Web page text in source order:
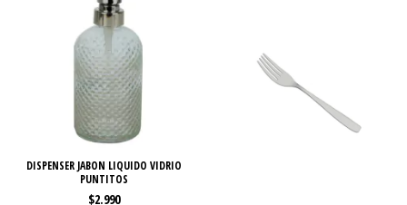
DISPENSER JABON LIQUIDO VIDRIO
PUNTITOS
$2.990